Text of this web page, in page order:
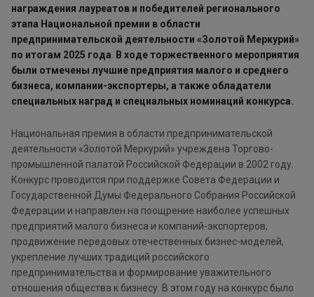
награждения лауреатов и победителей регионального
этапа Национальной премии в области
предпринимательской деятельности «Золотой Меркурий»
по итогам 2025 года
В ходе торжественного мероприятия
были отмечены лучшие предприятия малого и среднего
бизнеса, компании-экспортеры, а также обладатели
специальных наград и специальных номинаций конкурса.
Национальная премия в области предпринимательской
деятельности «Золотой Меркурий» учреждена Торгово-
промышленной палатой Российской Федерации в 2002 году.
Конкурс проводится при поддержке Совета Федерации и
Государственной Думы Федерального Собрания Российской
Федерации и направлен на поощрение наиболее успешных
предприятий малого бизнеса и компаний-экспортеров,
продвижение передовых отечественных бизнес-моделей,
укрепление лучших традиций российского
предпринимательства и формирование уважительного
отношения общества к бизнесу. В этом году на конкурс было